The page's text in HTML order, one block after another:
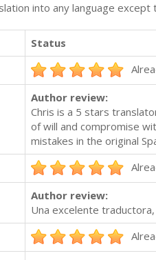
into any language
Status
Author review:
Chris is a 5 stars
of will and compromise
mistakes in the original
Author review:
Una excelente